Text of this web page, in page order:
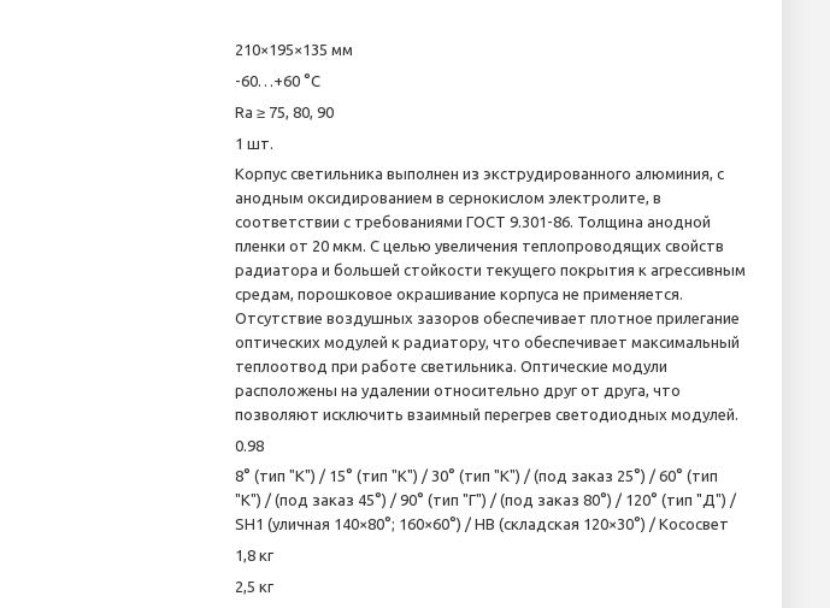
210×195×135 мм
-60…+60 °С
Ra ≥ 75, 80, 90
1 шт.
Корпус светильника выполнен из экструдированного алюминия, с
анодным оксидированием в сернокислом электролите, в
соответствии с требованиями ГОСТ 9.301-86. Толщина анодной
пленки от 20 мкм. С целью увеличения теплопроводящих свойств
радиатора и большей стойкости текущего покрытия к агрессивным
средам, порошковое окрашивание корпуса не применяется.
Отсутствие воздушных зазоров обеспечивает плотное прилегание
оптических модулей к радиатору, что обеспечивает максимальный
теплоотвод при работе светильника. Оптические модули
расположены на удалении относительно друг от друга, что
позволяют исключить взаимный перегрев светодиодных модулей.
0.98
8° (тип "K") / 15° (тип "K") / 30° (тип "K") / (под заказ 25°) / 60° (тип
"K") / (под заказ 45°) / 90° (тип "Г") / (под заказ 80°) / 120° (тип "Д") /
SH1 (уличная 140×80°; 160×60°) / HB (складская 120×30°) / Кососвет
1,8 кг
2,5 кг